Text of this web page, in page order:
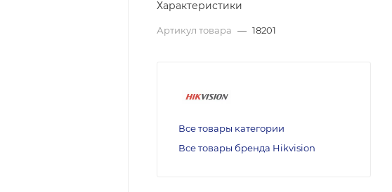
Характеристики
Артикул товара — 18201
Все товары категории
Все товары бренда Hikvision